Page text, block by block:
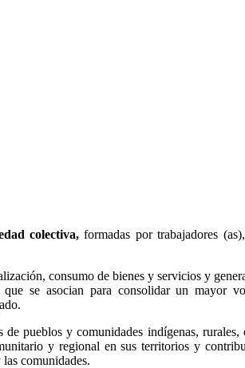
colectiva, formadas por trabajadores
consumo de bienes y servicios y
que se asocian para consolidar un
pueblos y comunidades indígenas,
y regional en sus territorios y
comunidades.